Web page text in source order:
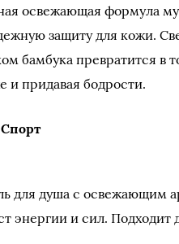
освежающая формула
защиту для кожи.
бамбука превратится в
и придавая бодрости.
Спорт
для душа с освежающим
энергии и сил. Подходит